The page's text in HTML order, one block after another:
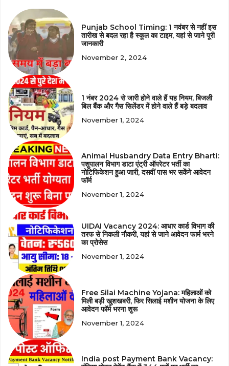
Punjab School Timing: 1 नवंबर से नहीं इस
तारीख से बदल रहा है स्कूल का टाइम, यहां से जाने पूरी
जानकारी
November 2, 2024
1 नंबर 2024 से जारी होने वाले हैं यह नियम, बिजली
बिल बैंक और गैस सिलेंडर में होने वाले हैं बड़े बदलाव
November 1, 2024
Animal Husbandry Data Entry Bharti:
पशुपालन विभाग डाटा एंट्री ऑपरेटर भर्ती का
नोटिफिकेशन हुआ जारी, दसवीं पास भर सकेंगे आवेदन
फॉर्म
November 1, 2024
UIDAI Vacancy 2024: आधार कार्ड विभाग की
तरफ से निकली नौकरी, यहां से जाने आवेदन फार्म भरने
का प्रोसेस
November 1, 2024
Free Silai Machine Yojana: महिलाओं को
मिली बड़ी खुशखबरी, फिर सिलाई मशीन योजना के लिए
आवेदन फॉर्म भरना शुरू
November 1, 2024
India post Payment Bank Vacancy: